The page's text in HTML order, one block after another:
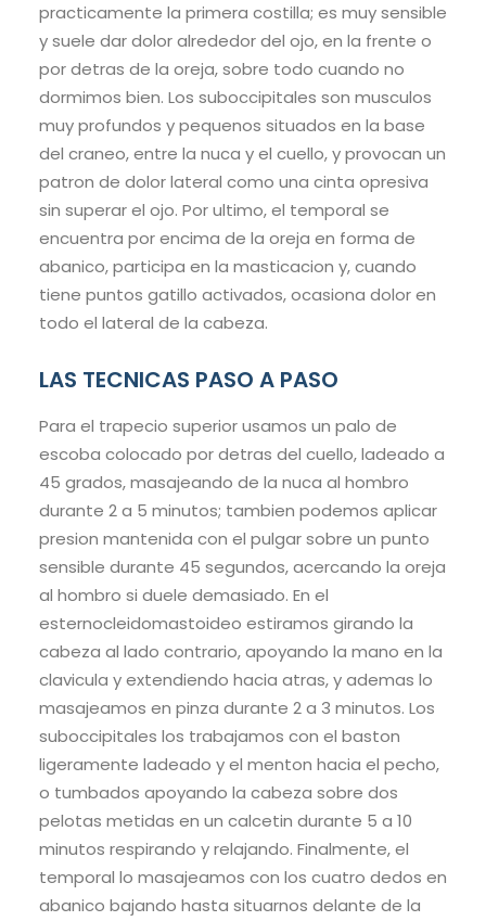
practicamente la primera costilla; es muy sensible
y suele dar dolor alrededor del ojo, en la frente o
por detras de la oreja, sobre todo cuando no
dormimos bien. Los suboccipitales son musculos
muy profundos y pequenos situados en la base
del craneo, entre la nuca y el cuello, y provocan un
patron de dolor lateral como una cinta opresiva
sin superar el ojo. Por ultimo, el temporal se
encuentra por encima de la oreja en forma de
abanico, participa en la masticacion y, cuando
tiene puntos gatillo activados, ocasiona dolor en
todo el lateral de la cabeza.
LAS TECNICAS PASO A PASO
Para el trapecio superior usamos un palo de
escoba colocado por detras del cuello, ladeado a
45 grados, masajeando de la nuca al hombro
durante 2 a 5 minutos; tambien podemos aplicar
presion mantenida con el pulgar sobre un punto
sensible durante 45 segundos, acercando la oreja
al hombro si duele demasiado. En el
esternocleidomastoideo estiramos girando la
cabeza al lado contrario, apoyando la mano en la
clavicula y extendiendo hacia atras, y ademas lo
masajeamos en pinza durante 2 a 3 minutos. Los
suboccipitales los trabajamos con el baston
ligeramente ladeado y el menton hacia el pecho,
o tumbados apoyando la cabeza sobre dos
pelotas metidas en un calceti­n durante 5 a 10
minutos respirando y relajando. Finalmente, el
temporal lo masajeamos con los cuatro dedos en
abanico bajando hasta situarnos delante de la